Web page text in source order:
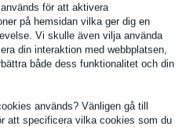
för att aktivera
på hemsidan vilka ger dig en
Vi skulle även vilja använda
din interaktion med webbplatsen,
både dess funktionalitet och din
används? Vänligen gå till
att specificera vilka cookies som du
mm tjockt